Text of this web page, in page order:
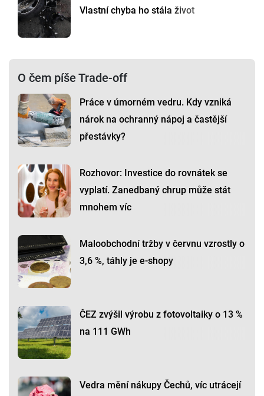
Vlastní chyba ho stála život
O čem píše Trade-off
Práce v úmorném vedru. Kdy vzniká
nárok na ochranný nápoj a častější
přestávky?
Rozhovor: Investice do rovnátek se
vyplatí. Zanedbaný chrup může stát
mnohem víc
Maloobchodní tržby v červnu vzrostly o
3,6 %, táhly je e-shopy
ČEZ zvýšil výrobu z fotovoltaiky o 13 %
na 111 GWh
Vedra mění nákupy Čechů, víc utrácejí